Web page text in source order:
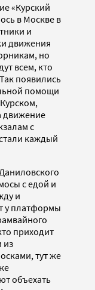
«Курский
в Москве в
и
движения
но
всем, кто
появились
помощи
движение
с
каждый
с едой и
и
у платформы
приходит
из
тут же
объехать